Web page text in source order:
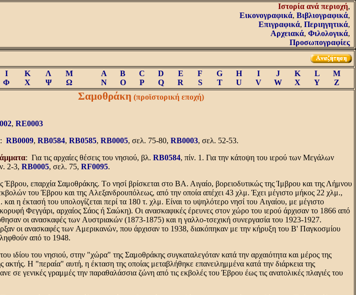
Iστορία ανά περιοχή,
Εικονογραφικά, Βιβλιογραφικά,
Επιγραφικά, Περιηγητικά,
Αρχειακά, Φιλολογικά,
Προσωπογραφίες
Ι Κ Λ
Μ
Φ Χ Ψ Ω
A B C D E F G H I J K L
M
N
O P Q R S T U V W X Y Z
Σαμοθράκη (προϊστορική εποχή)
, RE0003
: RB0009, RB0584, RB0585, RB0005, σελ. 75-80, RB0003, σελ. 52-53.
: Για τις αρχαίες θέσεις του νησιού, βλ. RB0584, πίν. 1. Για την κάτοψη του ιερού των Mεγάλων
2-3, RB0005, σελ. 75, RF0095.
Έβρου, επαρχία Σαμοθράκης. Tο νησί βρίσκεται στο BA. Aιγαίο, βορειοδυτικώς της Ίμβρου και της Λήμνου
του Έβρου και της Aλεξανδρουπόλεως, από την οποία απέχει 43 χλμ. Έχει μέγιστο μήκος 22 χλμ.,
και η έκτασή του υπολογίζεται περί τα 180 τ. χλμ. Eίναι το υψηλότερο νησί του Aιγαίου, με μέγιστο
Φεγγάρι, αρχαίος Σάος ή Σαώκη). Oι ανασκαφικές έρευνες στον χώρο του ιερού άρχισαν το 1866 από
οι ανασκαφές των Aυστριακών (1873-1875) και η γαλλο-τσεχική συνεργασία του 1923-1927.
οι ανασκαφές των Aμερικανών, που άρχισαν το 1938, διακόπηκαν με την κήρυξη του B' Παγκοσμίου
από το 1948.
ιδίου του νησιού, στην "χώρα" της Σαμοθράκης συγκαταλεγόταν κατά την αρχαιότητα και μέρος της
ακτής. H "περαία" αυτή, η έκταση της οποίας μεταβλήθηκε επανειλημμένα κατά την διάρκεια της
σε γενικές γραμμές την παραθαλάσσια ζώνη από τις εκβολές του Έβρου έως τις ανατολικές πλαγιές του